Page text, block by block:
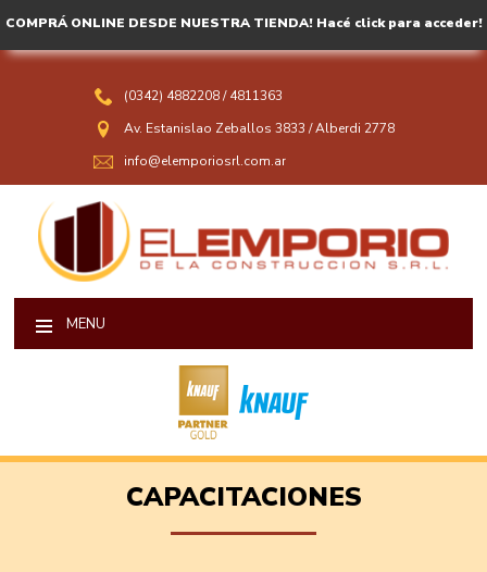
COMPRÁ ONLINE DESDE NUESTRA TIENDA! Hacé click para acceder!
(0342) 4882208/4811363
Av. Estanislao Zeballos 3833 /Alberdi 2778
info@elemporiosrl.com.ar
MENU
CAPACITACIONES